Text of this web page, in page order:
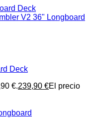
Deck
€.239,90 €El precio